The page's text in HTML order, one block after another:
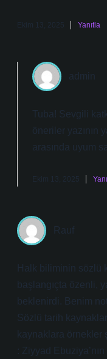
Ekim 13, 2025 Yanıtla
admin
Tuba! Sevgili
öneriler yazının
arasında uyum
Ekim 13, 2025
Rauf
Halk biliminin sözlü
başlangıçta özenli,
beklenirdi. Benim
Sözlü tarih
kaynaklara örnekler
: Ziyyad